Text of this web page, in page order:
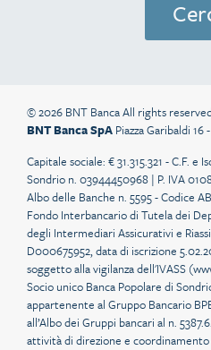
© 2026 BNT Banca All rights
BNT Banca SpA Piazza Garibaldi
Capitale sociale: € 31.315.321 - C.F. e
Sondrio n. 03944450968 | P. IVA
Albo delle Banche n. 5595 - Codice
Fondo Interbancario di Tutela dei
degli Intermediari Assicurativi e
D000675952, data di iscrizione
soggetto alla vigilanza dell'IVASS (
Socio unico Banca Popolare di
appartenente al Gruppo Bancario
all’Albo dei Gruppi bancari al n.
attività di direzione e coordinamento